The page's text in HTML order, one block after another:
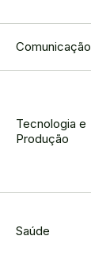
Comunicação
Tecnologia e
Produção
Saúde